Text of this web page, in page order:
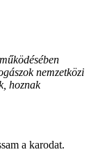
nemzetközi
hoznak
a karodat.